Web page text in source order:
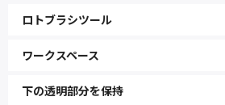
ロトブラシツール
ワークスペース
下の透明部分を保持